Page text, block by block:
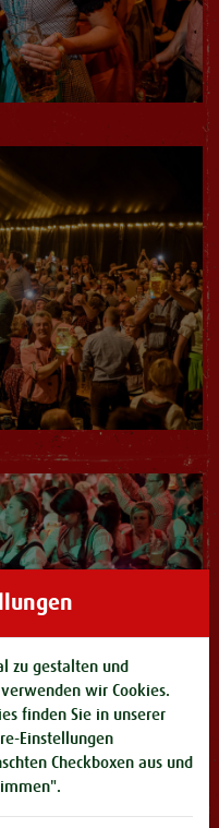
zu gestalten und
wir Cookies.
finden Sie in unserer
Einstellungen
Checkboxen aus und